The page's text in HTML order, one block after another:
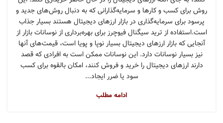
روش برای کسب و کارها و سرمایه‌گذارانی که به دنبال روش‌های جدید و
پرسود برای سرمایه‌گذاری در بازار ارزهای دیجیتال هستند بسیار جذاب
است.استفاده از ترید سیگنال فیوچرز برای بهره‌برداری از نوسانات بازار از
آنجایی که بازار ارزهای دیجیتال بسیار نوپا و پویا است، قیمت‌های آنها
نیز بسیار نوسانات دارد. این نوسانات ممکن است به افرادی که قصد
دارند ارزهای دیجیتال را خرید و فروش کنند، امکان بالقوه برای کسب
سود یا ضرر ایجاد...
ادامه مطلب